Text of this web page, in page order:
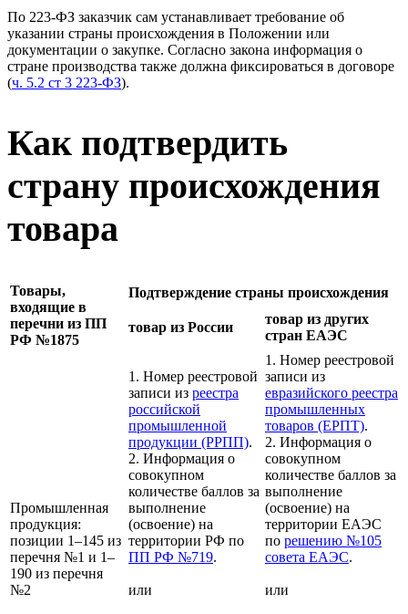
По 223-ФЗ заказчик сам устанавливает требование об
указании страны происхождения в Положении или
документации о закупке. Согласно закона информация о
стране производства также должна фиксироваться в договоре
(ч. 5.2 ст 3 223-ФЗ).
Как подтвердить
страну происхождения
товара
Товары,
входящие в
перечни из ПП
РФ №1875
Подтверждение страны происхождения
товар из России
товар из других
стран ЕАЭС
Промышленная
продукция:
позиции 1–145 из
перечня №1 и 1–
190 из перечня
№2
1. Номер реестровой
записи из реестра
российской
промышленной
продукции (РРПП).
2. Информация о
совокупном
количестве баллов за
выполнение
(освоение) на
территории РФ по
ПП РФ №719.
или
1. Номер реестровой
записи из
евразийского реестра
промышленных
товаров (ЕРПТ).
2. Информация о
совокупном
количестве баллов за
выполнение
(освоение) на
территории ЕАЭС
по решению №105
совета ЕАЭС.
или